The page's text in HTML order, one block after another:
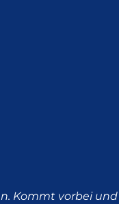
Kommt vorbei